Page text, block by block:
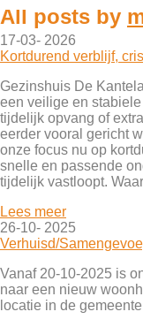
All posts by
17-03- 2026
Kortdurend verblijf,
Gezinshuis De
een veilige en
tijdelijk opvang of
eerder vooral gericht
onze focus nu op
snelle en passende
tijdelijk vastloopt.
Lees meer
26-10- 2025
Verhuisd/
Vanaf 20-10-2025 is
naar een nieuw
locatie in de